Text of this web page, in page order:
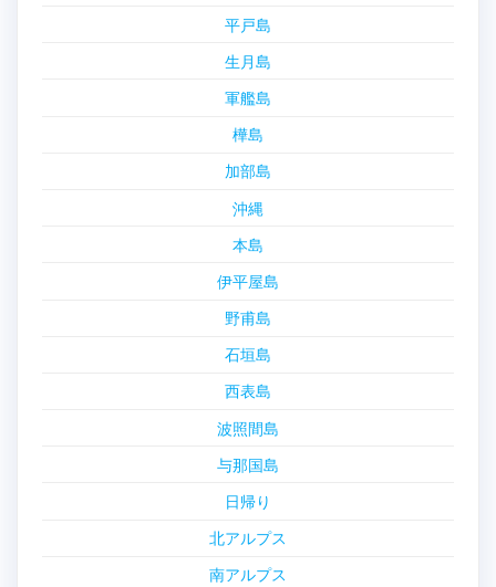
平戸島
生月島
軍艦島
樺島
加部島
沖縄
本島
伊平屋島
野甫島
石垣島
西表島
波照間島
与那国島
日帰り
北アルプス
南アルプス